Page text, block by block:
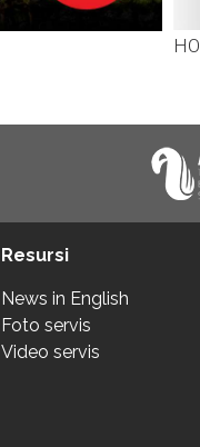
Resursi
News in English
Foto servis
Video servis